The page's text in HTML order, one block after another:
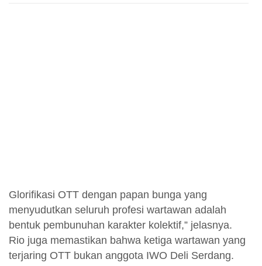
Glorifikasi OTT dengan papan bunga yang
menyudutkan seluruh profesi wartawan adalah
bentuk pembunuhan karakter kolektif,” jelasnya.
Rio juga memastikan bahwa ketiga wartawan yang
terjaring OTT bukan anggota IWO Deli Serdang.